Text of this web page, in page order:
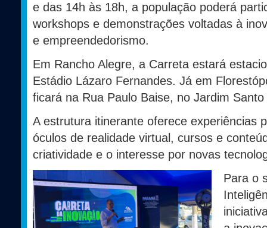
e das 14h às 18h, a população poderá
workshops e demonstrações voltadas à
e empreendedorismo.
Em Rancho Alegre, a Carreta estará
Estádio Lázaro Fernandes. Já em
ficará na Rua Paulo Baise, no Jardim Santo
A estrutura itinerante oferece experiências
óculos de realidade virtual, cursos e
criatividade e o interesse por novas
Para o